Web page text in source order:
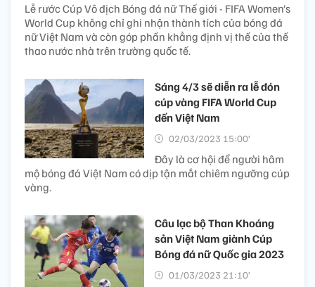
Lễ rước Cúp Vô địch Bóng đá nữ Thế giới - FIFA Women’s
World Cup không chỉ ghi nhận thành tích của bóng đá
nữ Việt Nam và còn góp phần khẳng định vị thế của thế
thao nước nhà trên trường quốc tế.
Sáng 4/3 sẽ diễn ra lễ đón
cúp vàng FIFA World Cup
đến Việt Nam
02/03/2023 15:00’
Đây là cơ hội để người hâm
mộ bóng đá Việt Nam có dịp tận mắt chiêm ngưỡng cúp
vàng.
Câu lạc bộ Than Khoáng
sản Việt Nam giành Cúp
Bóng đá nữ Quốc gia 2023
01/03/2023 21:10’